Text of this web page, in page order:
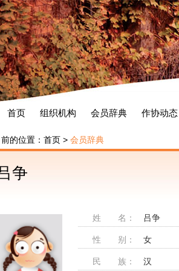
首页 组织机构 会员辞典 作协动态
的位置： 首页 > 会员辞典
争
姓 名： 吕争
性 别： 女
民 族： 汉